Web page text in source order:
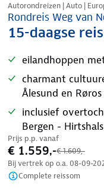
Autorondreizen | Auto |
Rondreis Weg van
15-daagse
eilandhoppen
charmant
Ålesund en Røros
inclusief
Bergen -
Prijs p.p. vanaf
€ 1.559,-€ 1.609,-
Bij vertrek op o.a. 08-09-
Complete reissom